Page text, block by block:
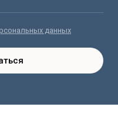
данных